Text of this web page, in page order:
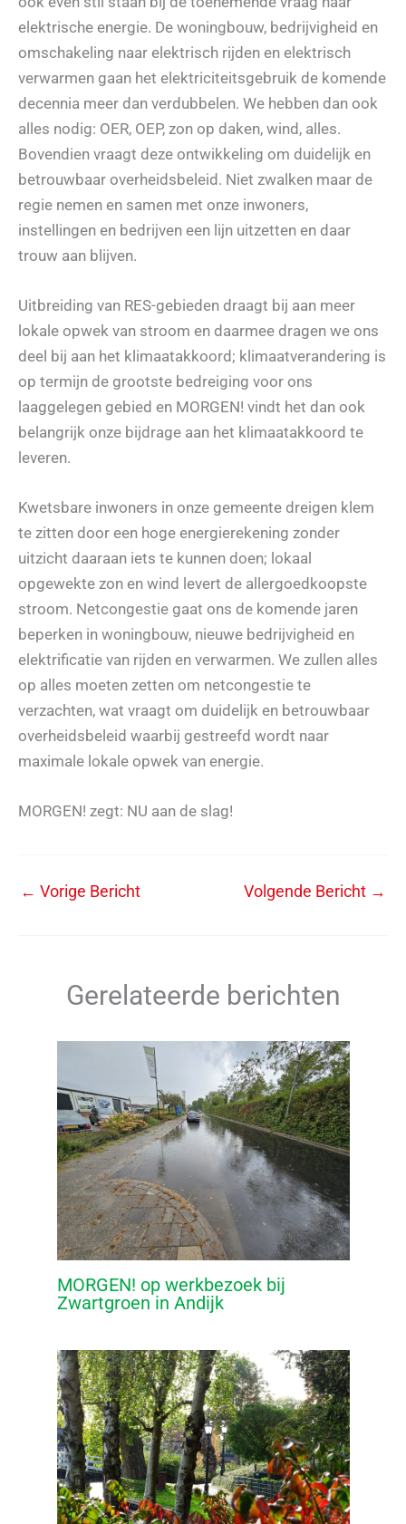
elektrische energie. De woningbouw, bedrijvigheid en
omschakeling naar elektrisch rijden en elektrisch
verwarmen gaan het elektriciteitsgebruik de komende
decennia meer dan verdubbelen. We hebben dan ook
alles nodig: OER, OEP, zon op daken, wind, alles.
Bovendien vraagt deze ontwikkeling om duidelijk en
betrouwbaar overheidsbeleid. Niet zwalken maar de
regie nemen en samen met onze inwoners,
instellingen en bedrijven een lijn uitzetten en daar
trouw aan blijven.
Uitbreiding van RES-gebieden draagt bij aan meer
lokale opwek van stroom en daarmee dragen we ons
deel bij aan het klimaatakkoord; klimaatverandering is
op termijn de grootste bedreiging voor ons
laaggelegen gebied en MORGEN! vindt het dan ook
belangrijk onze bijdrage aan het klimaatakkoord te
leveren.
Kwetsbare inwoners in onze gemeente dreigen klem
te zitten door een hoge energierekening zonder
uitzicht daaraan iets te kunnen doen; lokaal
opgewekte zon en wind levert de allergoedkoopste
stroom. Netcongestie gaat ons de komende jaren
beperken in woningbouw, nieuwe bedrijvigheid en
elektrificatie van rijden en verwarmen. We zullen alles
op alles moeten zetten om netcongestie te
verzachten, wat vraagt om duidelijk en betrouwbaar
overheidsbeleid waarbij gestreefd wordt naar
maximale lokale opwek van energie.
MORGEN! zegt: NU aan de slag!
← Vorige Bericht Volgende Bericht →
Gerelateerde berichten
MORGEN! op werkbezoek bij
Zwartgroen in Andijk